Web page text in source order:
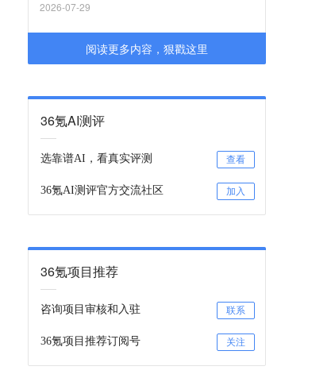
2026-07-29
阅读更多内容，狠戳这里
36氪AI测评
选靠谱AI，看真实评测 查看
36氪AI测评官方交流社区 加入
36氪项目推荐
咨询项目审核和入驻 联系
36氪项目推荐订阅号 关注